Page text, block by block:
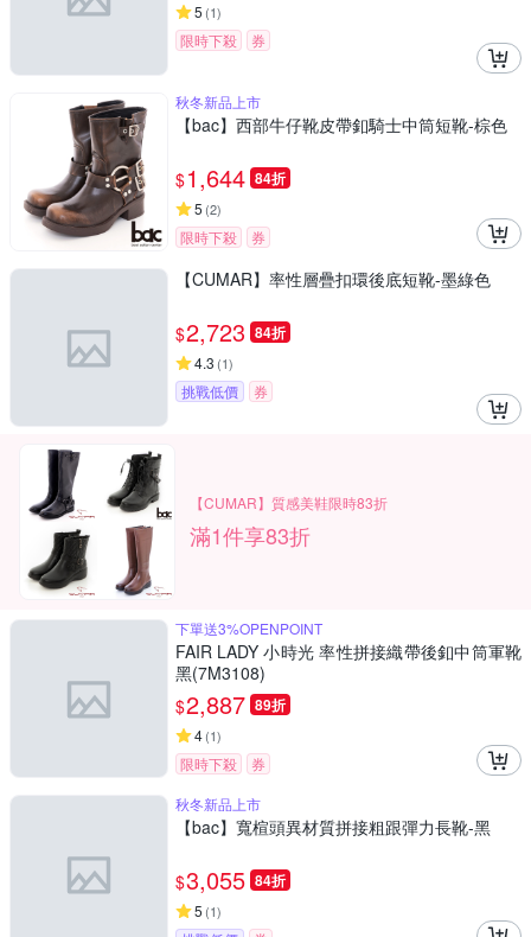
5 (1)
限時下殺 券
秋冬新品上市
【bac】西部牛仔靴皮帶釦騎士中筒短靴-棕色
$1,644 84折
5 (2)
限時下殺 券
【CUMAR】率性層疊扣環後底短靴-墨綠色
$2,723 84折
4.3 (1)
挑戰低價 券
【CUMAR】質感美鞋限時83折
滿1件享83折
下單送3%OPENPOINT
FAIR LADY 小時光 率性拼接織帶後釦中筒軍靴
黑(7M3108)
$2,887 89折
4(1)
限時下殺
券
秋冬新品上市
【bac】寬楦頭異材質拼接粗跟彈力長靴-黑
$3,055 84折
5 (1)